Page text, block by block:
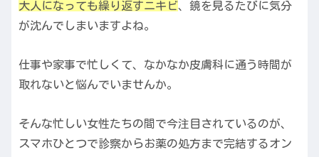
大人になっても繰り返すニキビ、鏡を見るたびに気分
が沈んでしまいますよね。
仕事や家事で忙しくて、なかなか皮膚科に通う時間が
取れないと悩んでいませんか。
そんな忙しい女性たちの間で今注目されているのが、
スマホひとつで診察からお薬の処方まで完結するオン